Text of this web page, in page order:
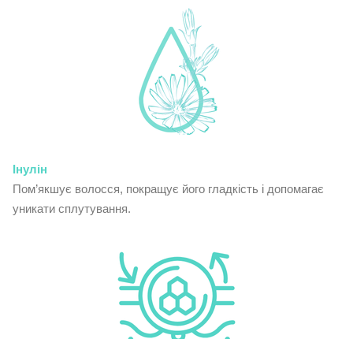
Інулін
Пом’якшує волосся, покращує його гладкість і допомагає
уникати сплутування.